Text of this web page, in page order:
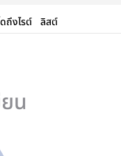
ถึงไรต์ ลิสต์
น